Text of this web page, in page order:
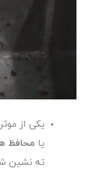
یکی از
یا محافظ
ته نشین